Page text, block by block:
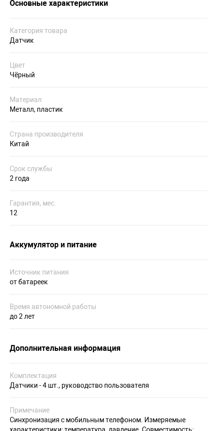
Основные характеристики
Категория товара
Датчик
Цвет
Чёрный
Материал
Металл, пластик
Страна производителя
Китай
Срок службы
2 года
Гарантия, мес.
12
Аккумулятор и питание
Источник питания
от батареек
Время автономной работы
до 2 лет
Дополнительная информация
Комплектация
Датчики - 4 шт., руководство пользователя
Примечание
Синхронизация с мобильным телефоном. Измеряемые